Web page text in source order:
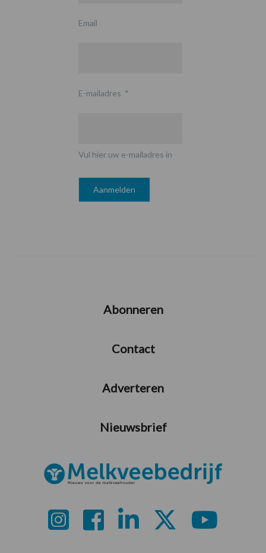
Email
E-mailadres *
Vul hier uw e-mailadres in
Abonneren
Contact
Adverteren
Nieuwsbrief